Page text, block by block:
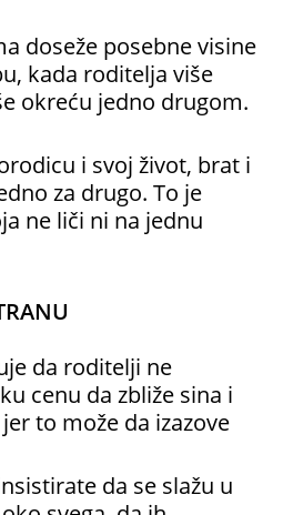
doseže posebne visine
kada roditelja više
okreću jedno drugom.
i svoj život, brat i
za drugo. To je
ne liči ni na jednu
da roditelji ne
cenu da zbliže sina i
to može da izazove
da se slažu u